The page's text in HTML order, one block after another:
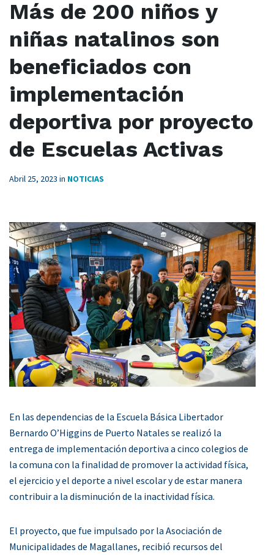
Más de 200 niños y
niñas natalinos son
beneficiados con
implementación
deportiva por proyecto
de Escuelas Activas
Abril 25, 2023 in NOTICIAS
En las dependencias de la Escuela Básica Libertador
Bernardo O’Higgins de Puerto Natales se realizó la
entrega de implementación deportiva a cinco colegios de
la comuna con la finalidad de promover la actividad física,
el ejercicio y el deporte a nivel escolar y de estar manera
contribuir a la disminución de la inactividad física.
El proyecto, que fue impulsado por la Asociación de
Municipalidades de Magallanes, recibió recursos del